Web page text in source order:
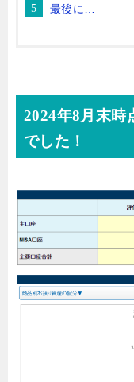
最後に…
2024年8月末時
でした！